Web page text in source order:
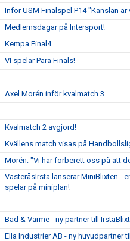
Inför USM Finalspel P14 "Känslan
Medlemsdagar på Intersport!
Kempa Final4
VI spelar Para Finals!
Axel Morén inför kvalmatch 3
Kvalmatch 2 avgjord!
Kvällens match visas på
Morén: "Vi har förberett oss på att
VästeråsIrsta lanserar MiniBlixten -
spelar på miniplan!
Bad & Värme - ny partner till
Ella Industrier AB - ny huvudpartner